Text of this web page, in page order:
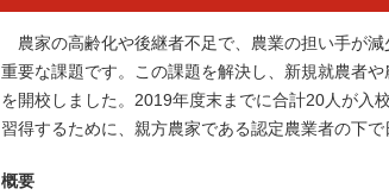
農家の高齢化や後継者不足で、農業の担い手が
重要な課題です。この課題を解決し、新規就農者
を開校しました。2019年度末までに合計20人が入
習得するために、親方農家である認定農業者の下で
概要